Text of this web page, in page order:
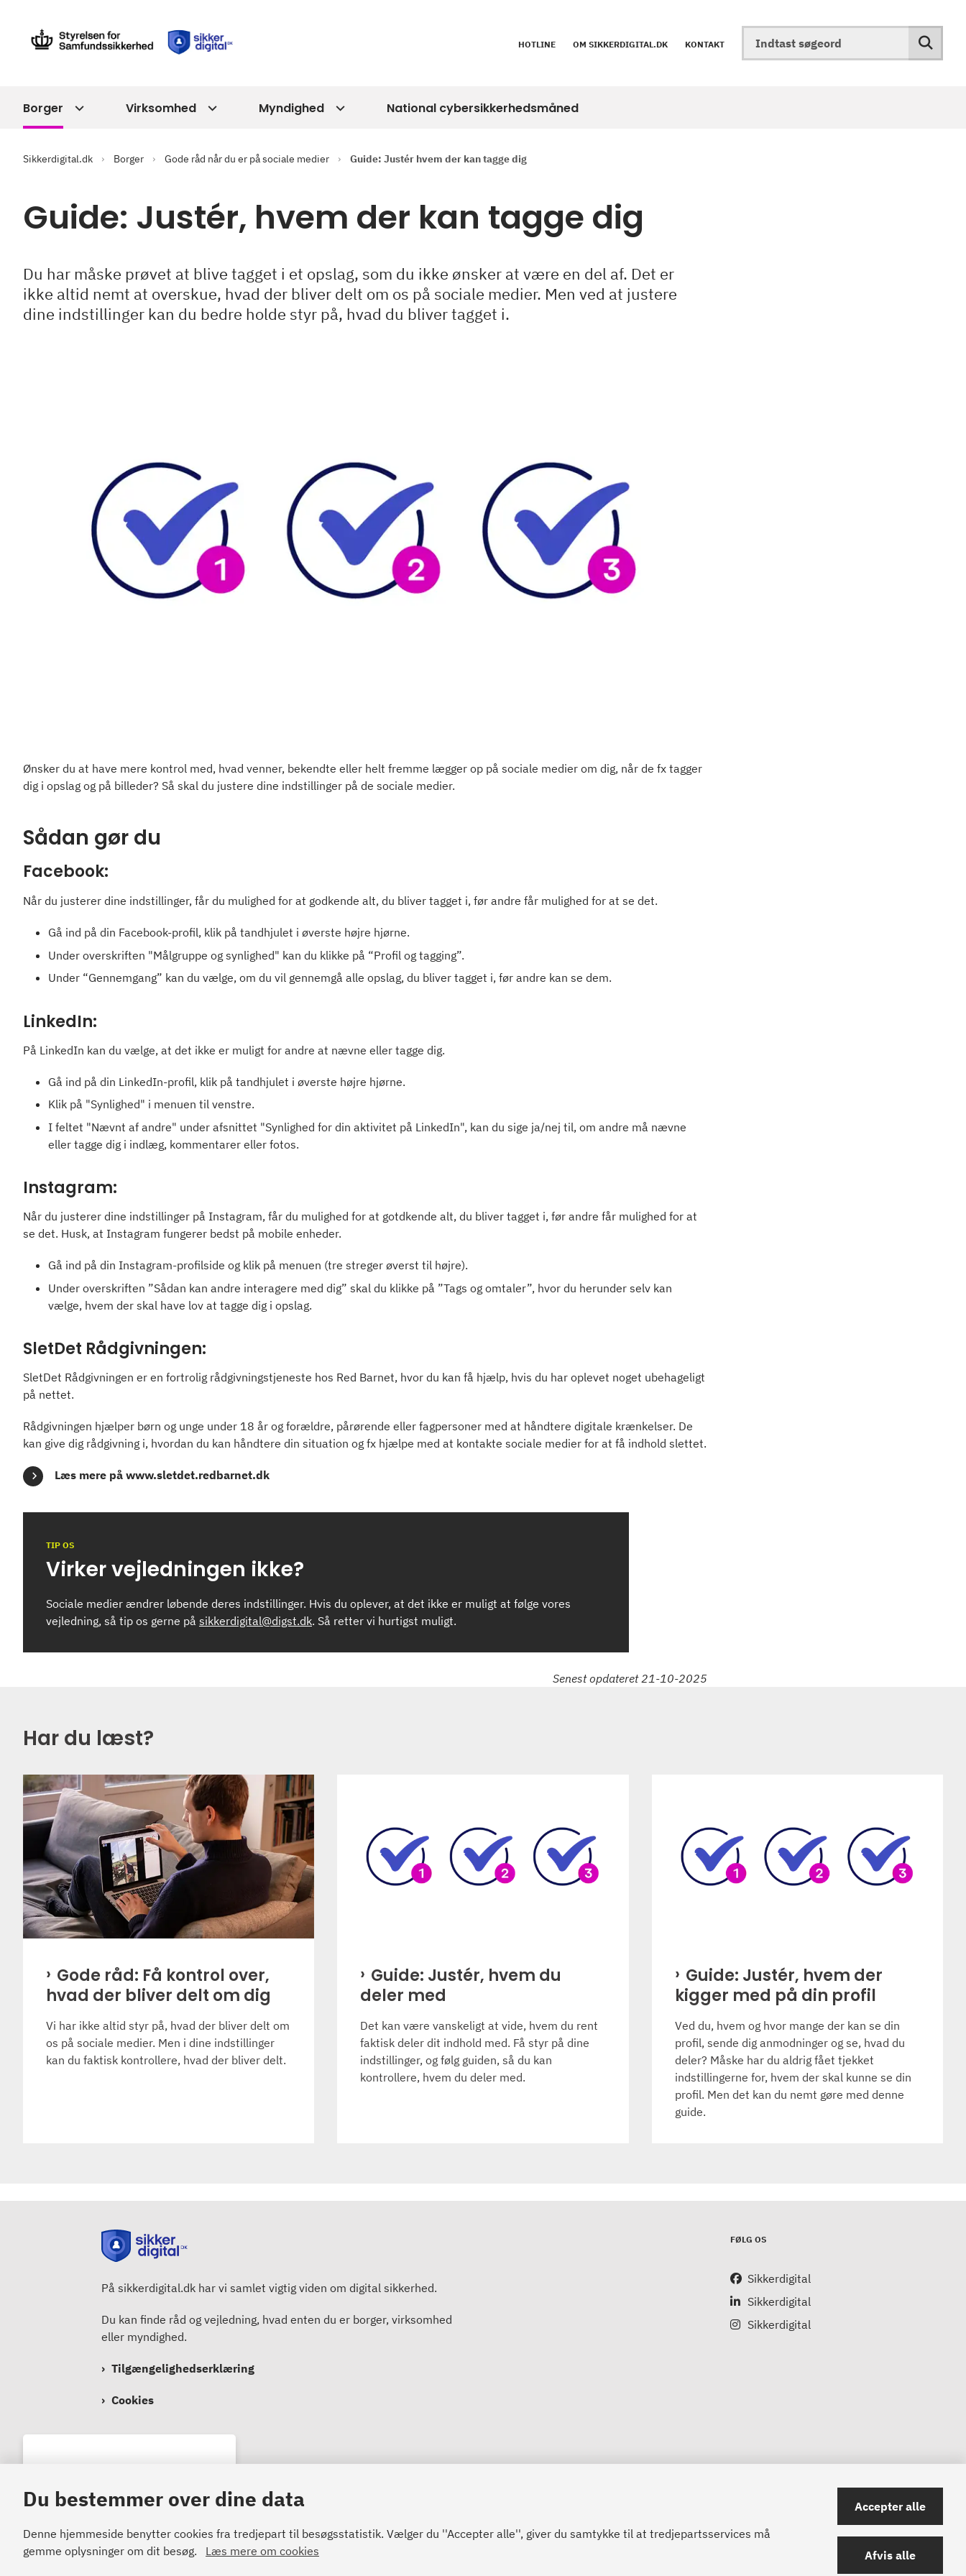
HOTLINE OM SIKKERDIGITAL.DK KONTAKT
Borger Virksomhed Myndighed National cybersikkerhedsmåned
Sikkerdigital.dk Borger Gode råd når du er på sociale medier Guide: Justér hvem der kan tagge dig
Guide: Justér, hvem der kan tagge dig
Du har måske prøvet at blive tagget i et opslag, som du ikke ønsker at være en del af. Det er
ikke altid nemt at overskue, hvad der bliver delt om os på sociale medier. Men ved at justere
dine indstillinger kan du bedre holde styr på, hvad du bliver tagget i.
Ønsker du at have mere kontrol med, hvad venner, bekendte eller helt fremme lægger op på sociale medier om dig, når de fx tagger
dig i opslag og på billeder? Så skal du justere dine indstillinger på de sociale medier.
Sådan gør du
Facebook:
Når du justerer dine indstillinger, får du mulighed for at godkende alt, du bliver tagget i, før andre får mulighed for at se det.
Gå ind på din Facebook-profil, klik på tandhjulet i øverste højre hjørne.
Under overskriften "Målgruppe og synlighed" kan du klikke på “Profil og tagging”.
Under “Gennemgang” kan du vælge, om du vil gennemgå alle opslag, du bliver tagget i, før andre kan se dem.
LinkedIn:
På LinkedIn kan du vælge, at det ikke er muligt for andre at nævne eller tagge dig.
Gå ind på din LinkedIn-profil, klik på tandhjulet i øverste højre hjørne.
Klik på "Synlighed" i menuen til venstre.
I feltet "Nævnt af andre" under afsnittet "Synlighed for din aktivitet på LinkedIn", kan du sige ja/nej til, om andre må nævne
eller tagge dig i indlæg, kommentarer eller fotos.
Instagram:
Når du justerer dine indstillinger på Instagram, får du mulighed for at gotdkende alt, du bliver tagget i, før andre får mulighed for at
se det. Husk, at Instagram fungerer bedst på mobile enheder.
Gå ind på din Instagram-profilside og klik på menuen (tre streger øverst til højre).
Under overskriften ”Sådan kan andre interagere med dig” skal du klikke på ”Tags og omtaler”, hvor du herunder selv kan
vælge, hvem der skal have lov at tagge dig i opslag.
SletDet Rådgivningen:
SletDet Rådgivningen er en fortrolig rådgivningstjeneste hos Red Barnet, hvor du kan få hjælp, hvis du har oplevet noget ubehageligt
på nettet.
Rådgivningen hjælper børn og unge under 18 år og forældre, pårørende eller fagpersoner med at håndtere digitale krænkelser. De
kan give dig rådgivning i, hvordan du kan håndtere din situation og fx hjælpe med at kontakte sociale medier for at få indhold slettet.
Læs mere på www.sletdet.redbarnet.dk
TIP OS
Virker vejledningen ikke?
Sociale medier ændrer løbende deres indstillinger. Hvis du oplever, at det ikke er muligt at følge vores
vejledning, så tip os gerne på sikkerdigital@digst.dk. Så retter vi hurtigst muligt.
Senest opdateret 21-10-2025
Har du læst?
Gode råd: Få kontrol over,
hvad der bliver delt om dig
Vi har ikke altid styr på, hvad der bliver delt om
os på sociale medier. Men i dine indstillinger
kan du faktisk kontrollere, hvad der bliver delt.
Guide: Justér, hvem du
deler med
Det kan være vanskeligt at vide, hvem du rent
faktisk deler dit indhold med. Få styr på dine
indstillinger, og følg guiden, så du kan
kontrollere, hvem du deler med.
Guide: Justér, hvem der
kigger med på din profil
Ved du, hvem og hvor mange der kan se din
profil, sende dig anmodninger og se, hvad du
deler? Måske har du aldrig fået tjekket
indstillingerne for, hvem der skal kunne se din
profil. Men det kan du nemt gøre med denne
guide.
På sikkerdigital.dk har vi samlet vigtig viden om digital sikkerhed.
Du kan finde råd og vejledning, hvad enten du er borger, virksomhed
eller myndighed.
Tilgængelighedserklæring
Cookies
FØLG OS
Sikkerdigital
Sikkerdigital
Sikkerdigital
Dette indhold kræver cookies
for at blive vist korrekt.
Du bestemmer over dine data
Denne hjemmeside benytter cookies fra tredjepart til besøgsstatistik. Vælger du ''Accepter alle'', giver du samtykke til at tredjepartsservices må
gemme oplysninger om dit besøg.
Læs mere om cookies
Accepter alle
Afvis alle